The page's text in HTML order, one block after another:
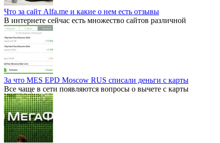
Что за сайт Alfa.me и какие о нем есть отзывы
В интернете сейчас есть множество сайтов различной
За что MES EPD Moscow RUS списали деньги с карты
Все чаще в сети появляются вопросы о вычете с карты